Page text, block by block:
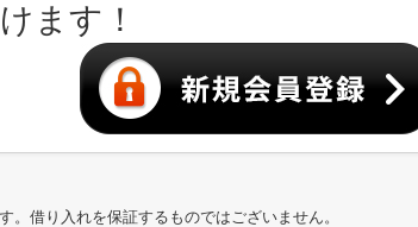
ます！
借り入れを保証するものではございません。